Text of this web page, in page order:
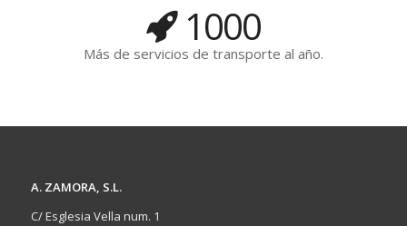
1000
Más de servicios de transporte al año.
A. ZAMORA, S.L.
C/ Esglesia Vella num. 1